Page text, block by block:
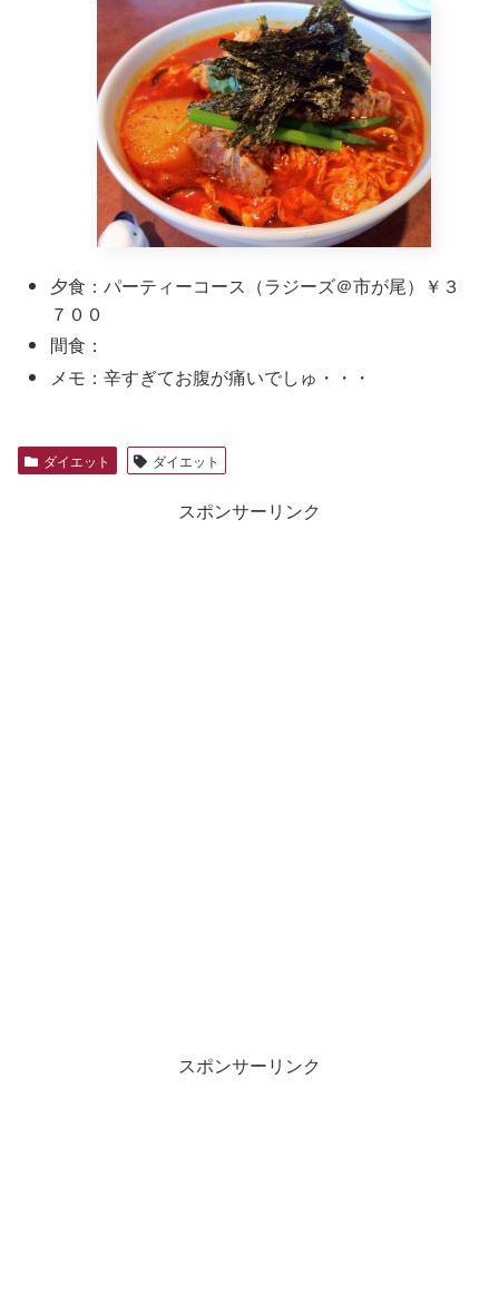
夕食：パーティーコース（ラジーズ＠市が尾）￥３
７００
間食：
メモ：辛すぎてお腹が痛いでしゅ・・・
ダイエット ダイエット
スポンサーリンク
スポンサーリンク